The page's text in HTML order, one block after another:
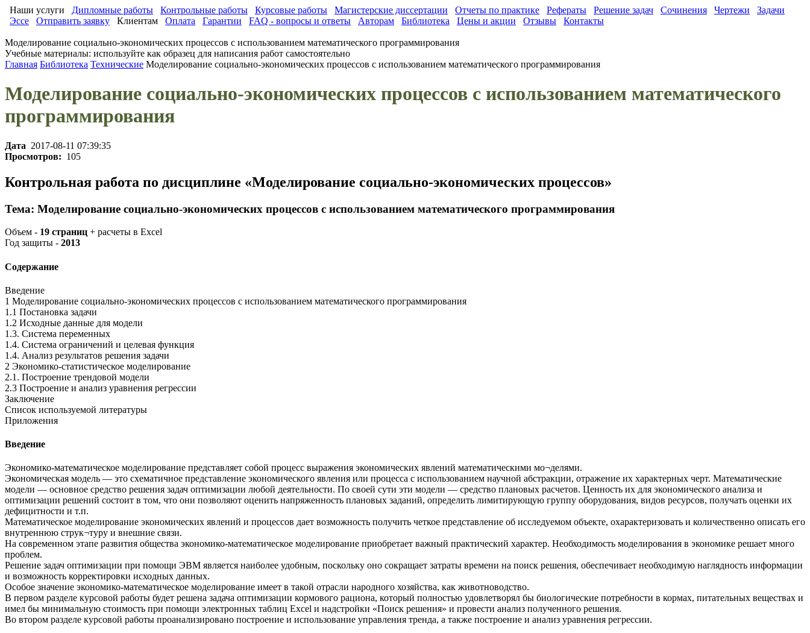
Наши услуги Дипломные работы Контрольные работы Курсовые работы Магистерские диссертации Отчеты по практике Рефераты Решение задач Сочинения Чертежи
Задачи
Эссе
Отправить заявку Клиентам Оплата Гарантии FAQ - вопросы и ответы Авторам Библиотека Цены и акции Отзывы Контакты
Моделирование социально-экономических процессов с использованием математического программирования
Учебные материалы: используйте как образец для написания работ самостоятельно
Главная Библиотека Технические Моделирование социально-экономических процессов с использованием математического программирования
Моделирование социально-экономических процессов с использованием математического
программирования
Дата 2017-08-11 07:39:35
Просмотров: 105
Контрольная работа по дисциплине «Моделирование социально-экономических процессов»
Тема: Моделирование социально-экономических процессов с использованием математического программирования
Объем - 19 страниц + расчеты в Excel
Год защиты - 2013
Содержание
Введение
1 Моделирование социально-экономических процессов с использованием математического программирования
1.1 Постановка задачи
1.2 Исходные данные для модели
1.3. Система переменных
1.4. Система ограничений и целевая функция
1.4. Анализ результатов решения задачи
2 Экономико-статистическое моделирование
2.1. Построение трендовой модели
2.3 Построение и анализ уравнения регрессии
Заключение
Список используемой литературы
Приложения
Введение
Экономико-математическое моделирование представляет собой процесс выражения экономических явлений математическими мо¬делями.
Экономическая модель — это схематичное представление экономического явления или процесса с использованием научной абстракции, отражение их характерных черт. Математические
модели — основное средство решения задач оптимизации любой деятельности. По своей сути эти модели — средство плановых расчетов. Ценность их для экономического анализа и
оптимизации решений состоит в том, что они позволяют оценить напряженность плановых заданий, определить лимитирующую группу оборудования, видов ресурсов, получать оценки их
дефицитности и т.п.
Математическое моделирование экономических явлений и процессов дает возможность получить четкое представление об исследуемом объекте, охарактеризовать и количественно описать его
внутреннюю струк¬туру и внешние связи.
На современном этапе развития общества экономико-математическое моделирование приобретает важный практический характер. Необходимость моделирования в экономике решает много
проблем.
Решение задач оптимизации при помощи ЭВМ является наиболее удобным, поскольку оно сокращает затраты времени на поиск решения, обеспечивает необходимую наглядность информации
и возможность корректировки исходных данных.
Особое значение экономико-математическое моделирование имеет в такой отрасли народного хозяйства, как животноводство.
В первом разделе курсовой работы будет решена задача оптимизации кормового рациона, который полностью удовлетворял бы биологические потребности в кормах, питательных веществах и
имел бы минимальную стоимость при помощи электронных таблиц Excel и надстройки «Поиск решения» и провести анализ полученного решения.
Во втором разделе курсовой работы проанализировано построение и использование управления тренда, а также построение и анализ уравнения регрессии.